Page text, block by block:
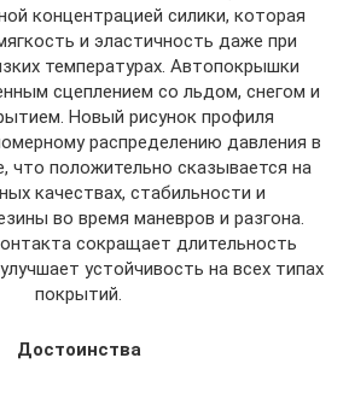
концентрацией силики, которая
и эластичность даже при
температурах. Автопокрышки
сцеплением со льдом, снегом и
Новый рисунок профиля
распределению давления в
что положительно сказывается на
качествах, стабильности и
во время маневров и разгона.
сокращает длительность
устойчивость на всех типах
покрытий.
Достоинства